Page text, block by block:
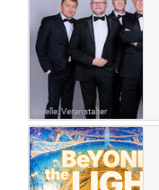
Quelle: Veranstalter